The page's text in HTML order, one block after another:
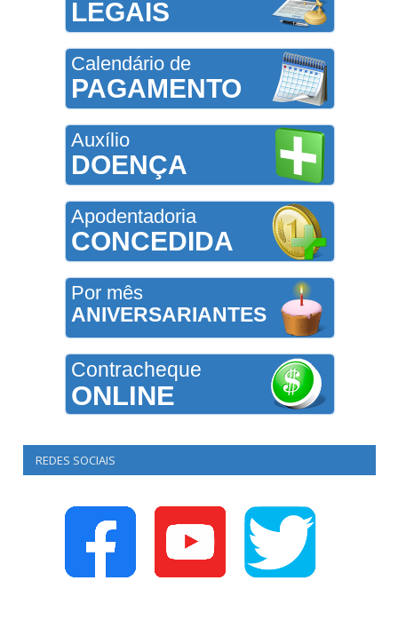
LEGAIS
Calendário de
PAGAMENTO
Auxílio
DOENÇA
Apodentadoria
CONCEDIDA
Por mês
ANIVERSARIANTES
Contracheque
ONLINE
REDES SOCIAIS